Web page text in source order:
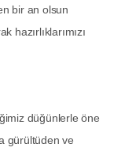
bir an olsun
hazırlıklarımızı
düğünlerle öne
gürültüden ve